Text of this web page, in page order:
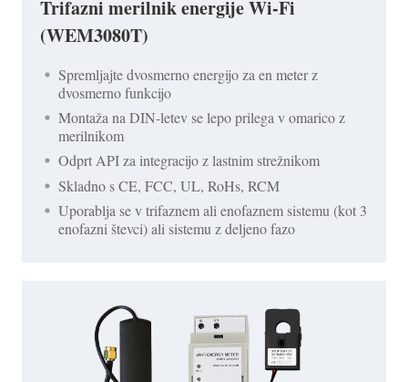
Trifazni merilnik energije Wi-Fi
(WEM3080T)
Spremljajte dvosmerno energijo za en meter z
dvosmerno funkcijo
Montaža na DIN-letev se lepo prilega v omarico z
merilnikom
Odprt API za integracijo z lastnim strežnikom
Skladno s CE, FCC, UL, RoHs, RCM
Uporablja se v trifaznem ali enofaznem sistemu (kot 3
enofazni števci) ali sistemu z deljeno fazo